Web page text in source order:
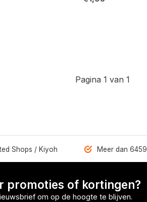
Pagina 1 van 1
Shops / Kiyoh Meer dan
promoties of kortingen?
om op de hoogte te blijven.